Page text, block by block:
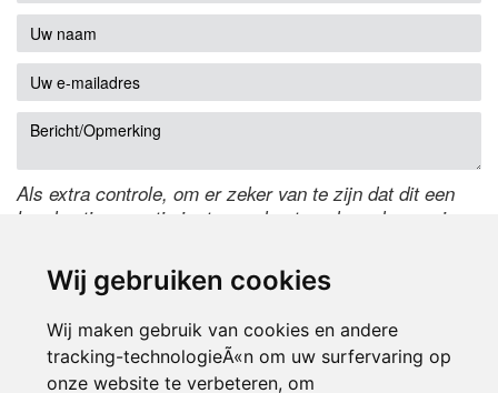
Wij gebruiken cookies
Wij maken gebruik van cookies en andere
tracking-technologieÃ«n om uw surfervaring op
onze website te verbeteren, om
Als extra controle, om er zeker van te zijn dat dit een
handmatige reactie is, typ onderstaande code over in
de code te wijzigen.